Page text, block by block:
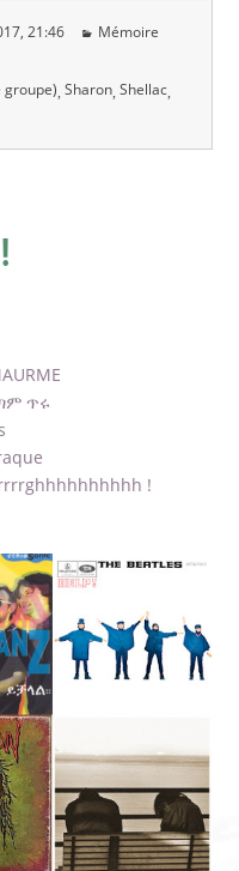
, 21:46
Mémoire
groupe) Sharon Shellac
ጥሩ
!